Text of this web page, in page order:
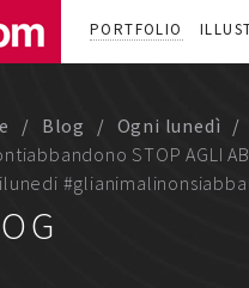
PORTFOLIO
Blog
Ogni lunedì
STOP AGLI